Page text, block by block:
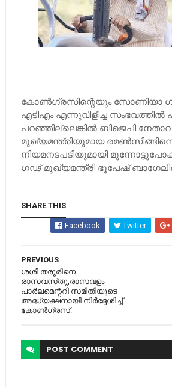
കോണ്‍ഗ്രസിന്റെയും സോണിയാ
എടിഎം എന്നുവിളിച്ച സംഭവത്തില്‍
പറഞ്ഞില്ലെങ്കില്‍ ബിജെപി
മുഖ്യമന്ത്രിയുമായ
നിയമനടപടിയുമായി
ഗഢ് മുഖ്യമന്ത്രി ഭൂപേഷ്
SHARE THIS
Facebook Twitter
PREVIOUS
ശശി തരൂരിനെ
രാസവസ്‌തു,രാസവളം
പാര്‍ലമെന്ററി സമിതിയുടെ
അദ്ധ്യക്ഷനായി നിര്‍ദ്ദേശിച്ച്‌
കോണ്‍ഗ്രസ്.
POST COMMENT